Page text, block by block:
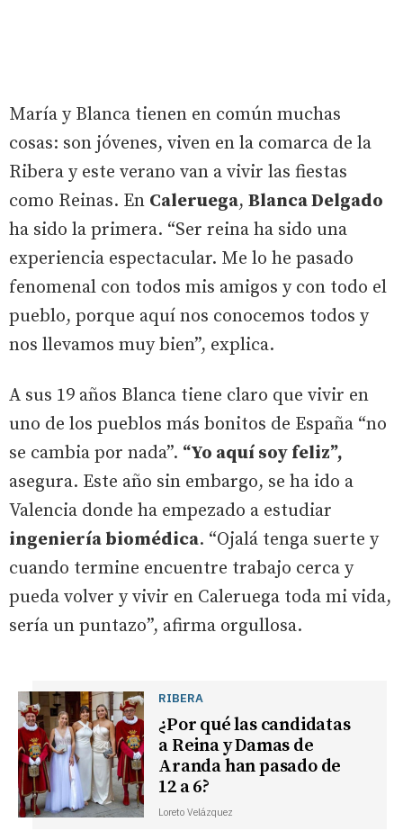
María y Blanca tienen en común muchas
cosas: son jóvenes, viven en la comarca de la
Ribera y este verano van a vivir las fiestas
como Reinas. En Caleruega, Blanca Delgado
ha sido la primera. “Ser reina ha sido una
experiencia espectacular. Me lo he pasado
fenomenal con todos mis amigos y con todo el
pueblo, porque aquí nos conocemos todos y
nos llevamos muy bien”, explica.
A sus 19 años Blanca tiene claro que vivir en
uno de los pueblos más bonitos de España “no
se cambia por nada”. “Yo aquí soy feliz”,
asegura. Este año sin embargo, se ha ido a
Valencia donde ha empezado a estudiar
ingeniería biomédica. “Ojalá tenga suerte y
cuando termine encuentre trabajo cerca y
pueda volver y vivir en Caleruega toda mi vida,
sería un puntazo”, afirma orgullosa.
RIBERA
¿Por qué las candidatas
a Reina y Damas de
Aranda han pasado de
12 a 6?
Loreto Velázquez